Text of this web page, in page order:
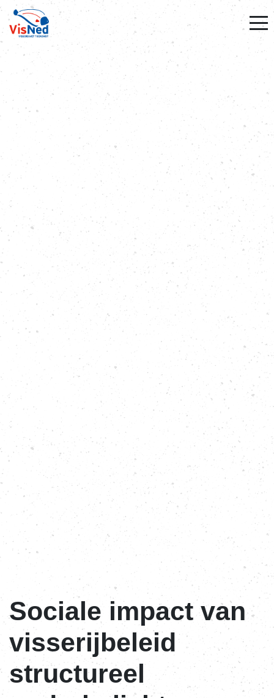
Sociale impact van
visserijbeleid
structureel